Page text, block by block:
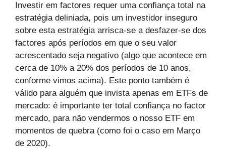
Investir em factores requer uma confiança total na
estratégia deliniada, pois um investidor inseguro
sobre esta estratégia arrisca-se a desfazer-se dos
factores após períodos em que o seu valor
acrescentado seja negativo (algo que acontece em
cerca de 10% a 20% dos períodos de 10 anos,
conforme vimos acima). Este ponto também é
válido para alguém que invista apenas em ETFs de
mercado: é importante ter total confiança no factor
mercado, para não vendermos o nosso ETF em
momentos de quebra (como foi o caso em Março
de 2020).